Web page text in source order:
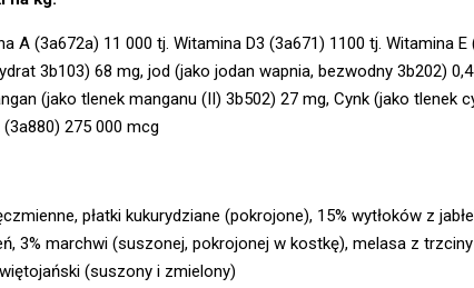
A (3a672a) 11 000 tj. Witamina D3 (3a671) 1100 tj. Witamina
3b103) 68 mg, jod (jako jodan wapnia, bezwodny 3b202)
(jako tlenek manganu (II) 3b502) 27 mg, Cynk (jako tlenek
275 000 mcg
płatki kukurydziane (pokrojone), 15% wytłoków z
3% marchwi (suszonej, pokrojonej w kostkę), melasa z
(suszony i zmielony)